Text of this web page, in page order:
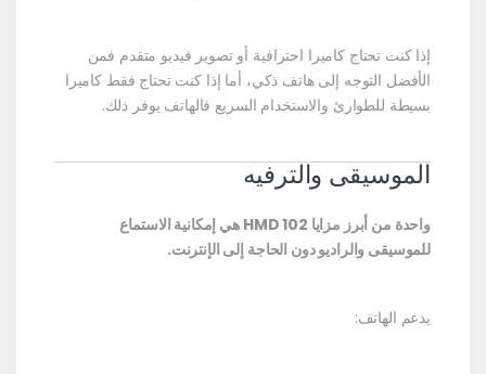
إذا كنت تحتاج كاميرا احترافية أو تصوير فيديو متقدم فمن
الأفضل التوجه إلى هاتف ذكي، أما إذا كنت تحتاج فقط كاميرا
بسيطة للطوارئ والاستخدام السريع فالهاتف يوفر ذلك.
الموسيقى والترفيه
واحدة من أبرز مزايا HMD 102 هي إمكانية الاستماع
للموسيقى والراديو دون الحاجة إلى الإنترنت.
يدعم الهاتف: